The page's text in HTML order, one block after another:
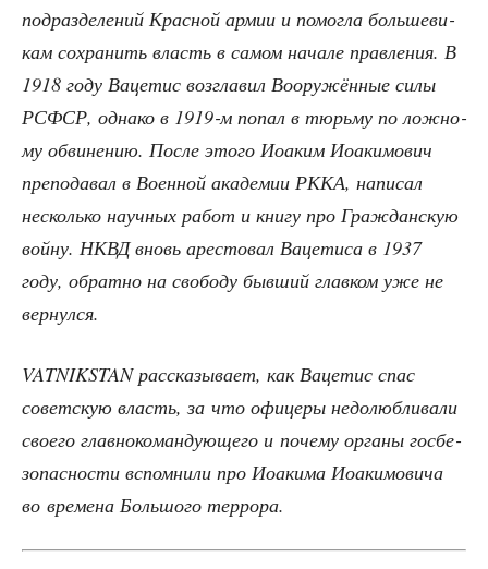
под­раз­де­ле­ний Крас­ной армии и помог­ла боль­ше­ви­
кам сохра­нить власть в самом нача­ле прав­ле­ния. В
1918 году Ваце­тис воз­гла­вил Воору­жён­ные силы
РСФСР, одна­ко в 1919‑м попал в тюрь­му по лож­но­
му обви­не­нию. После это­го Иоаким Иоаки­мо­вич
пре­по­да­вал в Воен­ной ака­де­мии РККА, напи­сал
несколь­ко науч­ных работ и кни­гу про Граж­дан­скую
вой­ну. НКВД вновь аре­сто­вал Ваце­ти­са в 1937
году, обрат­но на сво­бо­ду быв­ший глав­ком уже не
вернулся.
VATNIKSTAN рас­ска­зы­ва­ет, как Ваце­тис спас
совет­скую власть, за что офи­це­ры недо­люб­ли­ва­ли
сво­е­го глав­но­ко­ман­ду­ю­ще­го и поче­му орга­ны гос­бе­
зо­пас­но­сти вспом­ни­ли про Иоаки­ма Иоаки­мо­ви­ча
во вре­ме­на Боль­шо­го террора.